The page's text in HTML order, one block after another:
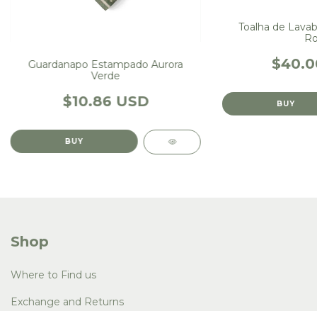
Guardanapo Estampado Aurora
Verde
$10.86 USD
Toalha de
Shop
Where to Find us
Exchange and Returns